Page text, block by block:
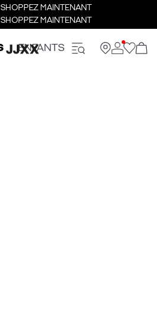
SHOPPEZ MAINTENANT
SHOPPEZ MAINTENANT
ENFANTS